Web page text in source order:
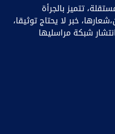
تتميز بالجرأة
خبر ﻻ يحتاج توثيقا،
شبكة مراسليها